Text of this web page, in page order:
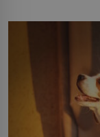
Rigy? Casanova v
Nebyl v této